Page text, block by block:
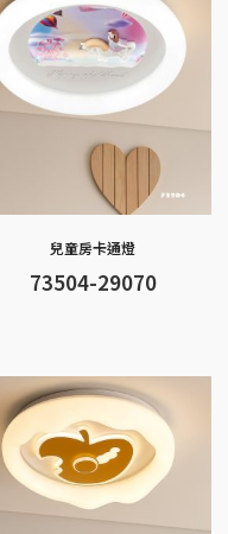
k
兒童房卡通燈
73504-29070